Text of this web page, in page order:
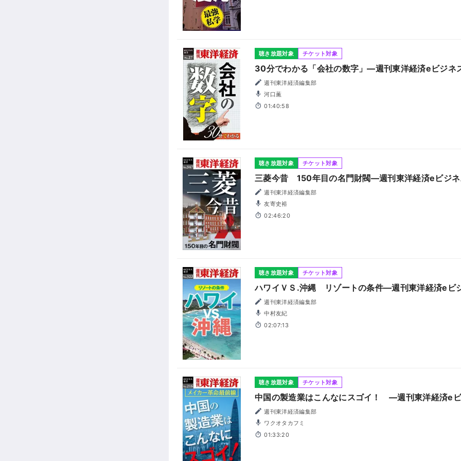
聴き放題対象 チケット対象
30分でわかる「会社の数字」―週刊東洋経済eビジネ
週刊東洋経済編集部
河口薫
01:40:58
聴き放題対象 チケット対象
三菱今昔 150年目の名門財閥―週刊東洋経済eビジ
週刊東洋経済編集部
友寄史裕
02:46:20
聴き放題対象 チケット対象
ハワイＶＳ.沖縄 リゾートの条件―週刊東洋経済eビ
週刊東洋経済編集部
中村友紀
02:07:13
聴き放題対象 チケット対象
中国の製造業はこんなにスゴイ！ ―週刊東洋経済e
週刊東洋経済編集部
ワクオタカフミ
01:33:20